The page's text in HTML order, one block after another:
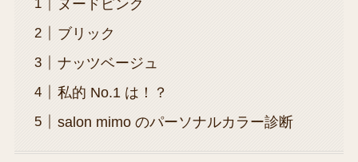
ヌードピンク
ブリック
ナッツベージュ
私的 No.1 は！？
salon mimo のパーソナルカラー診断